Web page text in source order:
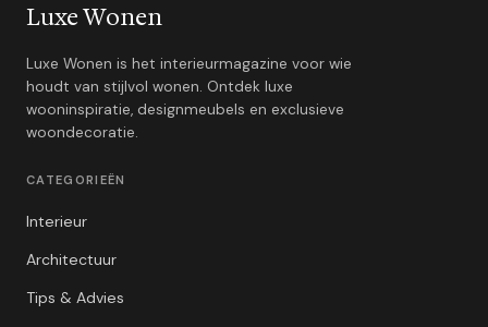
Luxe Wonen
Luxe Wonen is het interieurmagazine voor wie
houdt van stijlvol wonen. Ontdek luxe
wooninspiratie, designmeubels en exclusieve
woondecoratie.
CATEGORIEËN
Interieur
Architectuur
Tips & Advies